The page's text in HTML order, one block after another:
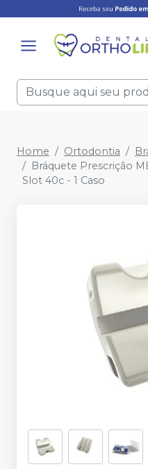
Home Ortodontia
Bráquete Prescrição
Slot 40c - 1 Caso